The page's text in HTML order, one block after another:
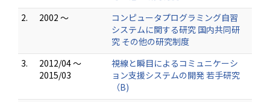
2.
2002 ～
コンピュータプログラミング自習
システムに関する研究 国内共同研
究 その他の研究制度
3.
2012/04 ～
2015/03
視線と瞬目によるコミュニケーシ
ョン支援システムの開発 若手研究
（B)